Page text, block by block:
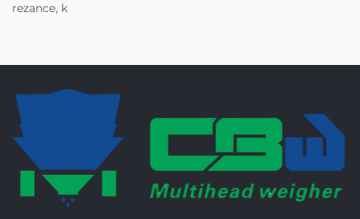
rezance, k